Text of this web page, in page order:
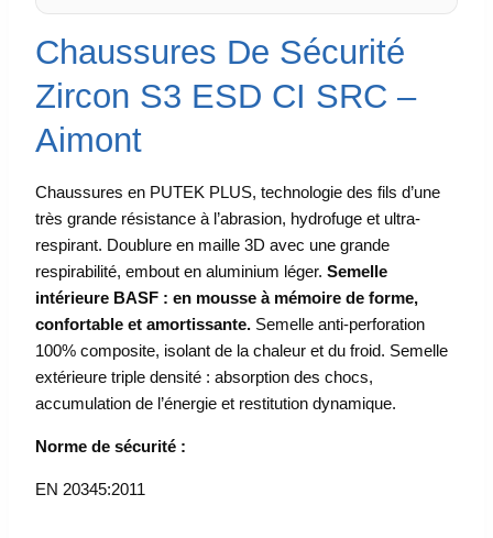
Chaussures De Sécurité
Zircon S3 ESD CI SRC –
Aimont
Chaussures en PUTEK PLUS, technologie des fils d’une
très grande résistance à l’abrasion, hydrofuge et ultra-
respirant. Doublure en maille 3D avec une grande
respirabilité, embout en aluminium léger. Semelle
intérieure BASF : en mousse à mémoire de forme,
confortable et amortissante. Semelle anti-perforation
100% composite, isolant de la chaleur et du froid. Semelle
extérieure triple densité : absorption des chocs,
accumulation de l’énergie et restitution dynamique.
Norme de sécurité :
EN 20345:2011